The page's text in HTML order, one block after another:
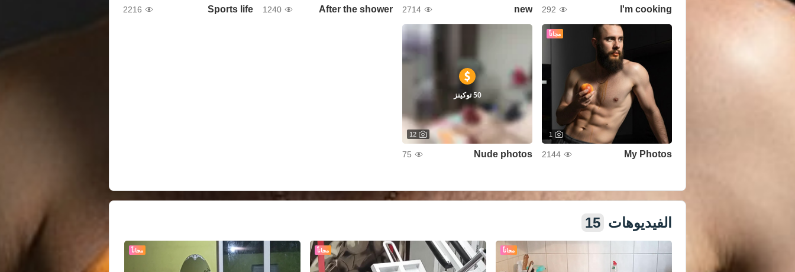
I'm cooking
292
new
2714
After the shower
1240
Sports life
2216
مجاناً
1
My Photos
2144
50 توكينز
12
Nude photos
75
الفيديوهات 15
مجاناً مجاناً مجاناً